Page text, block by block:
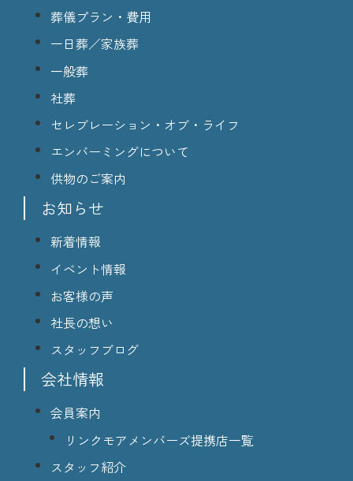
葬儀プラン・費用
一日葬／家族葬
一般葬
社葬
セレブレーション・オブ・ライフ
エンバーミングについて
供物のご案内
お知らせ
新着情報
イベント情報
お客様の声
社長の想い
スタッフブログ
会社情報
会員案内
リンクモアメンバーズ提携店一覧
スタッフ紹介